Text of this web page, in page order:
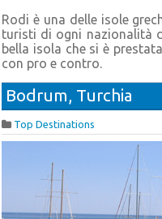
Rodi è una delle isole
turisti di ogni nazionalità
bella isola che si è
con pro e contro.
Bodrum, Turchia
Top Destinations